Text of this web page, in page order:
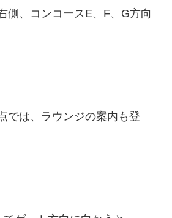
側、コンコースE、F、G方向
では、ラウンジの案内も登